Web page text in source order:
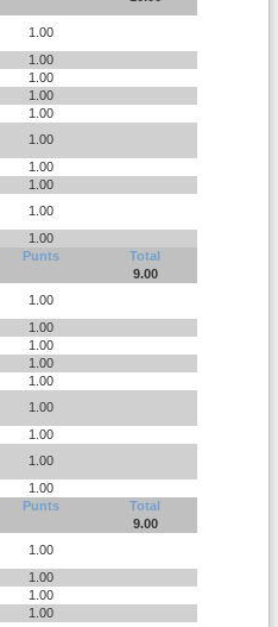
1.00
1.00
1.00
1.00
1.00
1.00
1.00
1.00
1.00
1.00
Punts
Total
9.00
1.00
1.00
1.00
1.00
1.00
1.00
1.00
1.00
1.00
Punts
Total
9.00
1.00
1.00
1.00
1.00